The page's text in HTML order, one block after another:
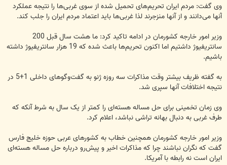
وی گفت: مردم ایران تحریم‌های تحمیل شده از سوی غربی‌ها را نتیجه عملکرد
آنها می‌دانند و از آنها منزجرند لذا غربی‌ها باید اعتماد مردم ایران را جلب کند.
وزیر امور خارجه کشورمان در ادامه تاکید کرد: ما هشت سال قبل 200
سانتریفیوژ داشتیم اما اکنون تحریم‌ها باعث شده که 19 هزار سانتریفیوژ داشته
باشیم.
به گفته ظریف بیشتر وقت مذاکرات سه روزه ژنو به گفت‌وگوهای داخلی 1+5 در
نتیجه اختلافات آنها سپری شد.
وی زمان تخمینی برای حل مساله هسته‌ای را کمتر از یک سال به شرط آنکه که
طرف غربی به دنبال بهانه تراشی نباشد، اعلام کرد.
وزیر امور خارجه کشورمان همچنین خطاب به کشورهای عربی حوزه خلیج فارس
گفت که نگران نباشند چرا که مذاکرات اخیر و پیش‌رو درباره حل مساله هسته‌ای
ایران است نه رابطه با آمریکا.